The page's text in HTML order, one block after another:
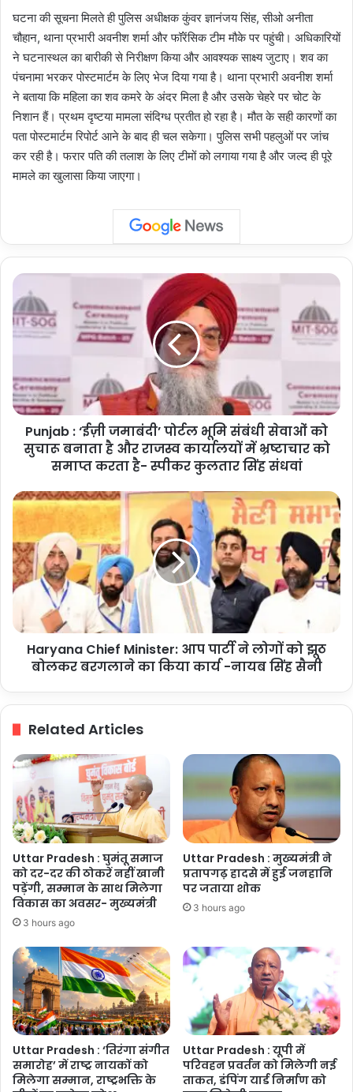
घटना की सूचना मिलते ही पुलिस अधीक्षक कुंवर ज्ञानंजय सिंह, सीओ अनीता
चौहान, थाना प्रभारी अवनीश शर्मा और फॉरेंसिक टीम मौके पर पहुंची। अधिकारियों
ने घटनास्थल का बारीकी से निरीक्षण किया और आवश्यक साक्ष्य जुटाए। शव का
पंचनामा भरकर पोस्टमार्टम के लिए भेज दिया गया है। थाना प्रभारी अवनीश शर्मा
ने बताया कि महिला का शव कमरे के अंदर मिला है और उसके चेहरे पर चोट के
निशान हैं। प्रथम दृष्टया मामला संदिग्ध प्रतीत हो रहा है। मौत के सही कारणों का
पता पोस्टमार्टम रिपोर्ट आने के बाद ही चल सकेगा। पुलिस सभी पहलुओं पर जांच
कर रही है। फरार पति की तलाश के लिए टीमों को लगाया गया है और जल्द ही पूरे
मामले का खुलासा किया जाएगा।
Punjab
‘ईज़ी
जमाबंदी’
संबंधी
सेवाओं
को
सुचारू
बनाता
राजस्व
कार्यालयों
भ्रष्टाचार
को
समाप्त
करता
स्पीकर
कुलतार
Punjab : ‘ईज़ी जमाबंदी’ पोर्टल भूमि संबंधी सेवाओं को
सुचारू बनाता है और राजस्व कार्यालयों में भ्रष्टाचार को
समाप्त करता है- स्पीकर कुलतार सिंह संधवां
Haryana
Chief
Minister:
आप
पार्टी
ने
लोगों
झूठ
बोलकर
बरगलाने
-नायब
सैनी
Haryana Chief Minister: आप पार्टी ने लोगों को झूठ
बोलकर बरगलाने का किया कार्य -नायब सिंह सैनी
Related Articles
Uttar Pradesh : घुमंतू समाज
को दर-दर की ठोकरें नहीं खानी
पड़ेंगी, सम्मान के साथ मिलेगा
विकास का अवसर- मुख्यमंत्री
3 hours ago
Uttar Pradesh : मुख्यमंत्री ने
प्रतापगढ़ हादसे में हुई जनहानि
पर जताया शोक
3 hours ago
Uttar Pradesh : ‘तिरंगा संगीत
समारोह’ में राष्ट्र नायकों को
मिलेगा सम्मान, राष्ट्रभक्ति के
Uttar Pradesh : यूपी में
परिवहन प्रवर्तन को मिलेगी नई
ताकत, डंपिंग यार्ड निर्माण को